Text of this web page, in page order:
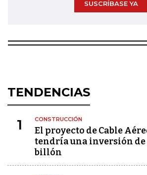
SUSCRÍBASE YA
TENDENCIAS
1 CONSTRUCCIÓN
El proyecto de Cable
tendría una inversión de
billón